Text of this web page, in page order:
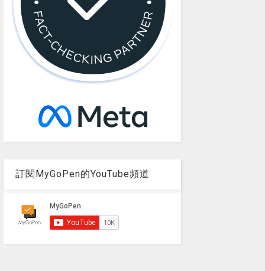
訂閱MyGoPen的YouTube頻道